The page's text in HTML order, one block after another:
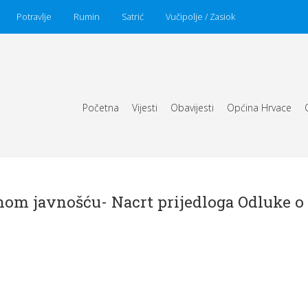
Potravlje Rumin Satrić Vučipolje / Zasiok
Početna Vijesti Obavijesti Općina Hrvace
javnošću- Nacrt prijedloga Odluke o